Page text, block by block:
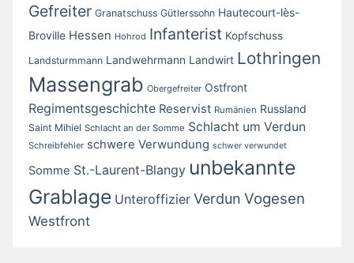
Gefreiter Granatschuss Gütlerssohn Hautecourt-lès-
Broville Hessen Hohrod Infanterist Kopfschuss
Landsturmmann Landwehrmann Landwirt Lothringen
Massengrab Obergefreiter Ostfront
Regimentsgeschichte Reservist Rumänien Russland
Saint Mihiel Schlacht an der Somme Schlacht um Verdun
Schreibfehler schwere Verwundung schwer verwundet
Somme St.-Laurent-Blangy unbekannte
Grablage Unteroffizier Verdun Vogesen
Westfront